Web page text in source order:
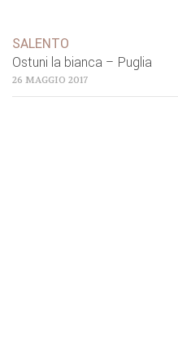
SALENTO
Ostuni la bianca – Puglia
26 MAGGIO 2017